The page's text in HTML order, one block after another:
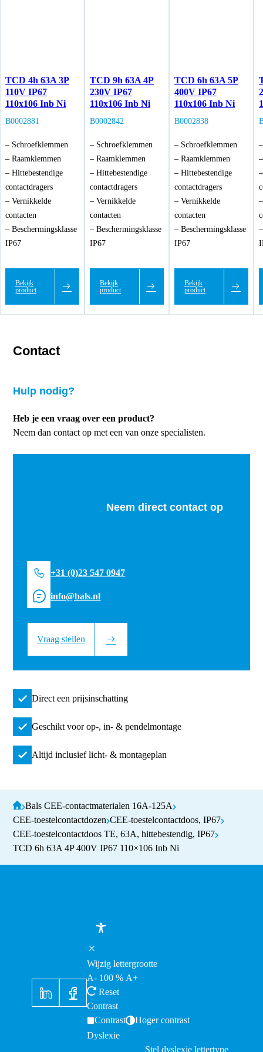
TCD 4h 63A 3P
110V IP67
110x106 Inb Ni
B0002881
– Schroefklemmen
– Raamklemmen
– Hittebestendige
contactdragers
– Vernikkelde
contacten
– Beschermingsklasse
IP67
Bekijk
product
TCD 9h 63A 4P
230V IP67
110x106 Inb Ni
B0002842
– Schroefklemmen
– Raamklemmen
– Hittebestendige
contactdragers
– Vernikkelde
contacten
– Beschermingsklasse
IP67
Bekijk
product
TCD 6h 63A 5P
400V IP67
110x106 Inb Ni
B0002838
– Schroefklemmen
– Raamklemmen
– Hittebestendige
contactdragers
– Vernikkelde
contacten
– Beschermingsklasse
IP67
Bekijk
product
Contact
Hulp nodig?
Heb je een vraag over een product?
Neem dan contact op met een van onze specialisten.
Neem direct contact op
+31 (0)23 547 0947
info@bals.nl
Vraag stellen
Direct een prijsinschatting
Geschikt voor op-, in- & pendelmontage
Altijd inclusief licht- & montageplan
Bals CEE-contactmaterialen 16A-125A
CEE-toestelcontactdozen CEE-toestelcontactdoos, IP67
CEE-toestelcontactdoos TE, 63A, hittebestendig, IP67
TCD 6h 63A 4P 400V IP67 110×106 Inb Ni
Wijzig lettergrootte
A- 100 % A+
Reset
Contrast
Contrast
Hoger contrast
Dyslexie
Stel dyslexie lettertype